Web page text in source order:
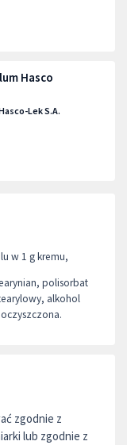
Hasco
Lek S.A.
w 1 g kremu,
polisorbat
alkohol
zgodnie z
lub zgodnie z